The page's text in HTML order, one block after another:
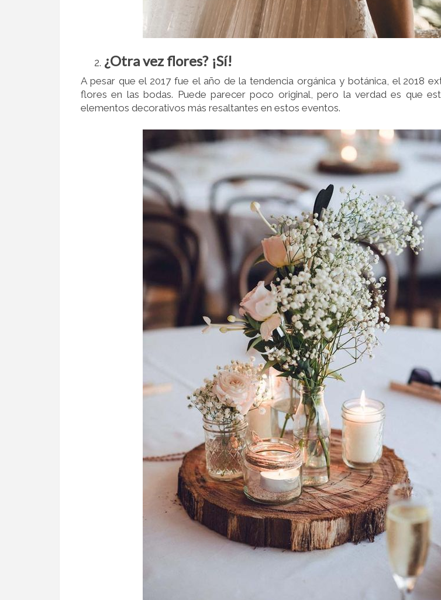
¿Otra vez flores? ¡Sí!
A pesar que el 2017 fue el año de la tendencia orgánica y botánica, el 2018
flores en las bodas. Puede parecer poco original, pero la verdad es que
elementos decorativos más resaltantes en estos eventos.